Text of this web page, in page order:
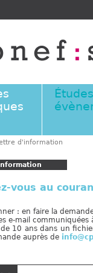
d'information
vous au
: en faire la
e-mail
10 ans dans un
auprès de